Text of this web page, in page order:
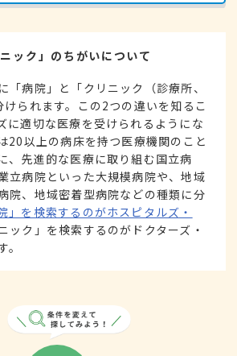
ック」のちがいについて
「病院」と「クリニック（診療所、
られます。この2つの違いを知るこ
に適切な医療を受けられるようにな
20以上の病床を持つ医療機関のこと
、先進的な医療に取り組む国立病
立病院といった大規模病院や、地域
院、地域密着型病院などの種類に分
」を検索するのがホスピタルズ・
ック」を検索するのがドクターズ・